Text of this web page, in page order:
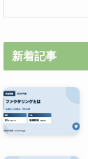
新着記事